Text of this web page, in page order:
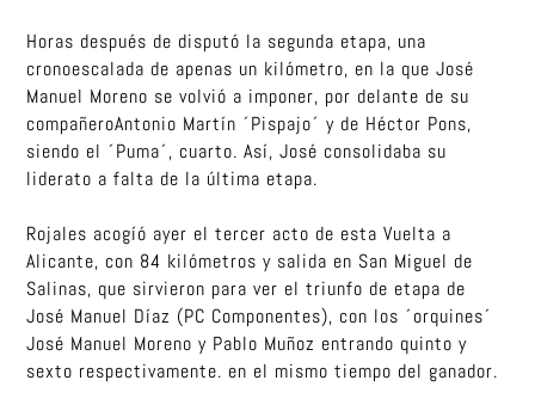
Horas después de disputó la segunda etapa, una
cronoescalada de apenas un kilómetro, en la que José
Manuel Moreno se volvió a imponer, por delante de su
compañeroAntonio Martín ´Pispajo´ y de Héctor Pons,
siendo el ´Puma´, cuarto. Así, José consolidaba su
liderato a falta de la última etapa.
Rojales acogíó ayer el tercer acto de esta Vuelta a
Alicante, con 84 kilómetros y salida en San Miguel de
Salinas, que sirvieron para ver el triunfo de etapa de
José Manuel Díaz (PC Componentes), con los ´orquines´
José Manuel Moreno y Pablo Muñoz entrando quinto y
sexto respectivamente. en el mismo tiempo del ganador.